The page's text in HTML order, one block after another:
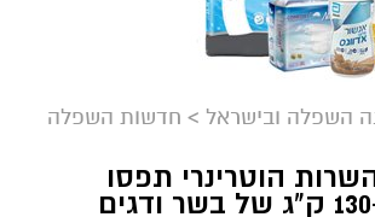
השפלה ובישראל > חדשות השפלה
הוטרינרי תפסו
והשמידו כ-130 ק"ג של בשר ודגים